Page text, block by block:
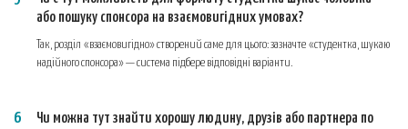
або пошуку спонсора на взаємовигідних умовах?
Так, розділ «взаємовигідно» створений саме для цього: зазначте «студентка, шукаю
надійного спонсора» — система підбере відповідні варіанти.
Чи можна тут знайти хорошу людину, друзів або партнера по